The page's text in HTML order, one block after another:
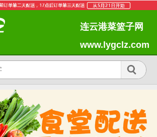
连云港菜篮子网
www.lygclz.com